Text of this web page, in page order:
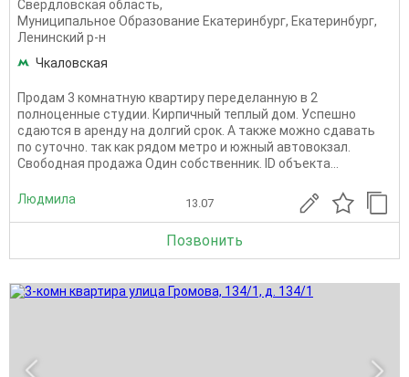
Свердловская область,
Муниципальное Образование Екатеринбург, Екатеринбург,
Ленинский р-н
Чкаловская
Продам 3 комнатную квартиру переделанную в 2
полноценные студии. Кирпичный теплый дом. Успешно
сдаются в аренду на долгий срок. А также можно сдавать
по суточно. так как рядом метро и южный автовокзал.
Свободная продажа Один собственник. ID объекта...
Людмила 13.07
Позвонить